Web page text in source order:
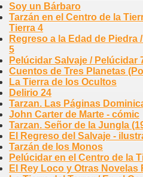
Soy un Bárbaro
Tarzán en el Centro de la
Tierra 4
Regreso a la Edad de Piedra
5
Pelúcidar Salvaje / Pelúcidar
Cuentos de Tres Planetas
La Tierra de los Ocultos
Delirio 24
Tarzan. Las Páginas
John Carter de Marte - cómic
Tarzan. Señor de la Jungla
El Regreso del Salvaje -
Tarzán de los Monos
Pelúcidar en el Centro de la
El Rey Loco y Otras Novelas